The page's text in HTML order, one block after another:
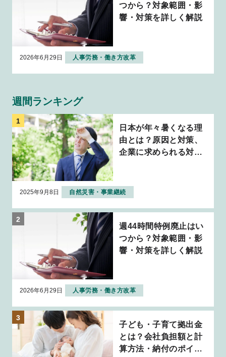
つから？対象範囲・影
響・対策を詳しく解説
2026年6月29日 人事労務・働き方改革
週間ランキング
日本が年々暑くなる理
由とは？原因と対策、
企業に求められる対応
2025年9月8日 自然災害・事業継続
週44時間特例廃止はい
つから？対象範囲・影
響・対策を詳しく解説
2026年6月29日 人事労務・働き方改革
子ども・子育て拠出金
とは？会社負担額と計
算方法・納付のポイン